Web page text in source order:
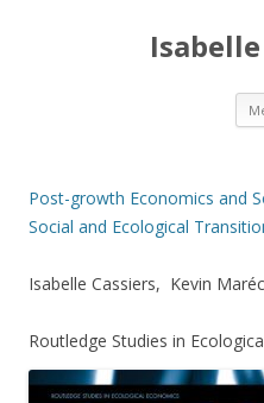
Post-growth Economics and
Social and Ecological
Isabelle Cassiers, Kevin
Routledge Studies in